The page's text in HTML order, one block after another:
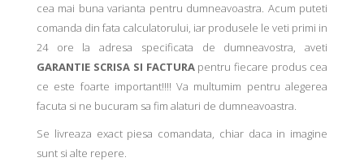
cea mai buna varianta pentru dumneavoastra. Acum puteti
comanda din fata calculatorului, iar produsele le veti primi in
24 ore la adresa specificata de dumneavostra, aveti
GARANTIE SCRISA SI FACTURApentru fiecare produs cea
ce este foarte important!!!! Va multumim pentru alegerea
facuta si ne bucuram sa fim alaturi de dumneavoastra.
Se livreaza exact piesa comandata, chiar daca in imagine
sunt si alte repere.